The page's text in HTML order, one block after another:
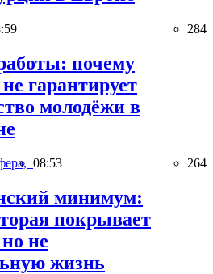
284
почему
гарантирует
молодёжи в
08:53 264
минимум:
покрывает
не
жизнь